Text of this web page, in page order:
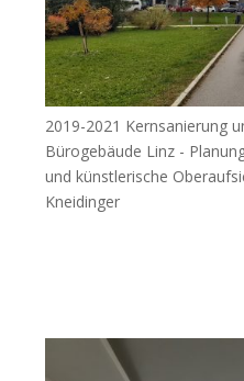
2019-2021 Kernsanierung
Bürogebäude Linz -
und künstlerische
Kneidinger